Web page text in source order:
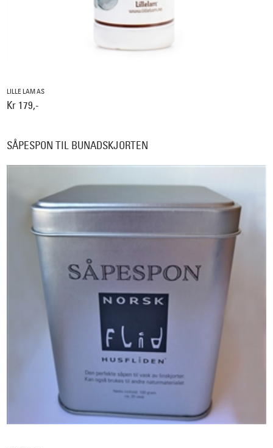
LILLE LAM AS
Kr 179,-
SÅPESPON TIL BUNADSKJORTEN